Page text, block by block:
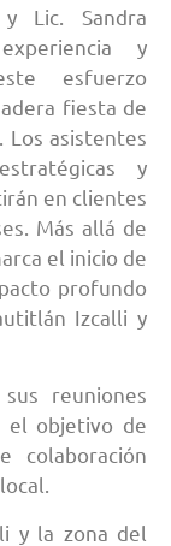
y Lic. Sandra
y
esfuerzo
fiesta de
Los asistentes
y
en clientes
Más allá de
el inicio de
profundo
Izcalli y
reuniones
el objetivo de
colaboración
y la zona del